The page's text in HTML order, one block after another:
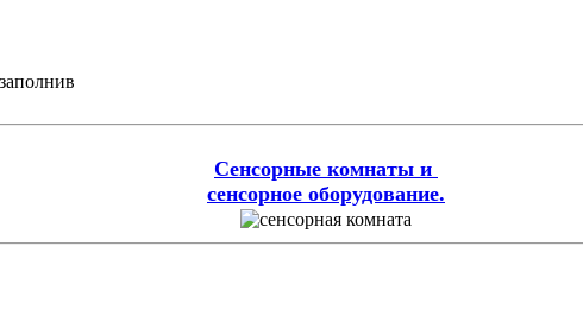
Сенсорные комнаты и
сенсорное оборудование.